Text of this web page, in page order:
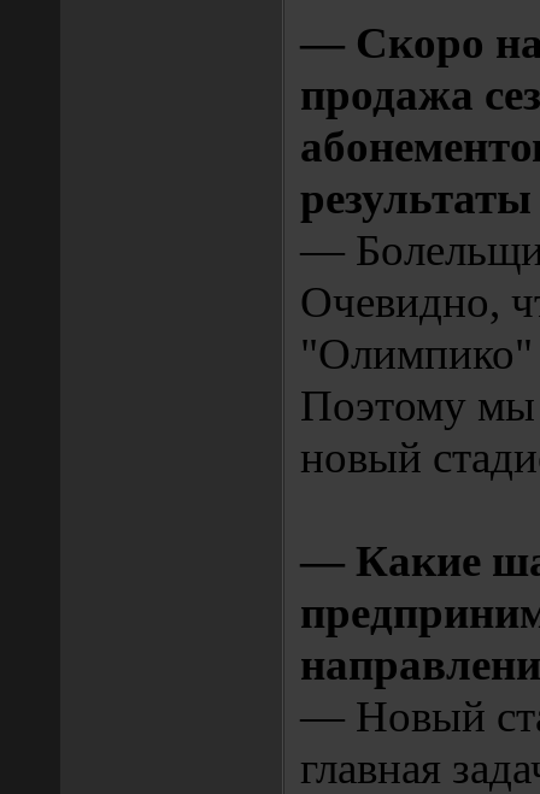
— Скоро
продажа
—
Очевидно,
"Олимпико"
Поэтому мы
новый
— Какие
— Новый
главная